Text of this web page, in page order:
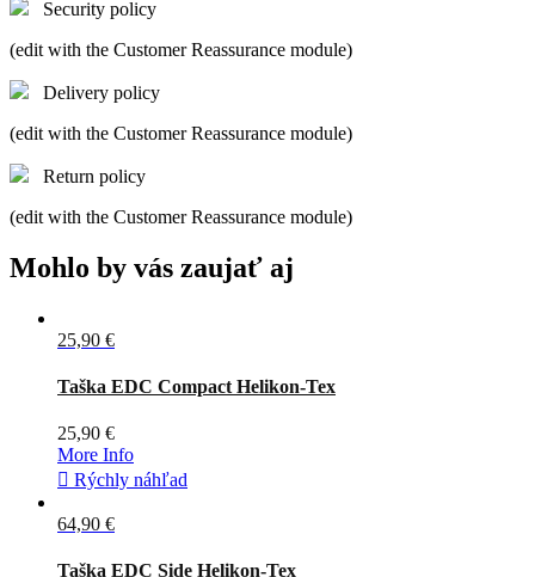
Security policy
(edit with the Customer Reassurance module)
Delivery policy
(edit with the Customer Reassurance module)
Return policy
(edit with the Customer Reassurance module)
Mohlo by vás zaujať aj
25,90 €
Taška EDC Compact Helikon-Tex
25,90 €
More Info
 Rýchly náhľad
64,90 €
green
Taška EDC Side Helikon-Tex